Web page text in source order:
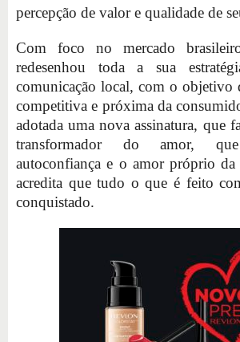
percepção de valor e qualidade de
Com foco no mercado
redesenhou toda a sua
comunicação local, com o objetivo
competitiva e próxima da
adotada uma nova assinatura, que
transformador do amor,
autoconfiança e o amor próprio da
acredita que tudo o que é feito
conquistado.